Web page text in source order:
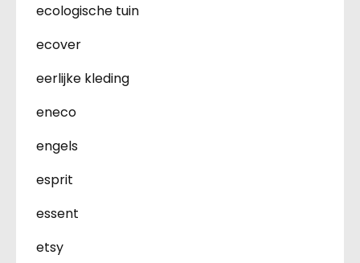
ecologische tuin
ecover
eerlijke kleding
eneco
engels
esprit
essent
etsy